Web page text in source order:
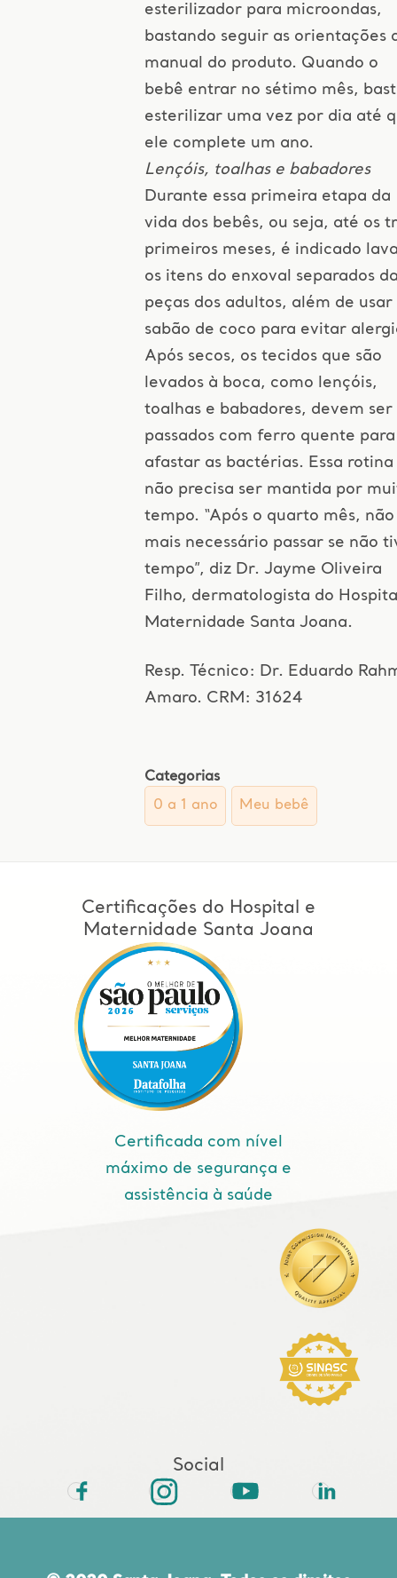
esterilizador para microondas,
bastando seguir as orientações
manual do produto. Quando o
bebê entrar no sétimo mês,
esterilizar uma vez por dia até
ele complete um ano.
Lençóis, toalhas e babadores
Durante essa primeira etapa da
vida dos bebês, ou seja, até os
primeiros meses, é indicado
os itens do enxoval separados
peças dos adultos, além de usar
sabão de coco para evitar
Após secos, os tecidos que são
levados à boca, como lençóis,
toalhas e babadores, devem ser
passados com ferro quente para
afastar as bactérias. Essa rotina
não precisa ser mantida por
tempo. “Após o quarto mês, não
mais necessário passar se não
tempo”, diz Dr. Jayme Oliveira
Filho, dermatologista do
Maternidade Santa Joana.
Resp. Técnico: Dr. Eduardo
Amaro. CRM: 31624
Categorias
0 a 1 ano
Meu bebê
Certificações do Hospital e
Maternidade Santa Joana
Certificada com nível
máximo de segurança e
assistência à saúde
Social